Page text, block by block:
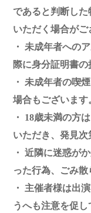
であると判断し
いただく場合がご
・ 未成年者への
際に身分証明書の
・ 未成年者の喫
場合もございます
・ 18歳未満の方
いただき、発見次
・ 近隣に迷惑が
った行為、ごみ散
・ 主催者様は出
うへも注意を促